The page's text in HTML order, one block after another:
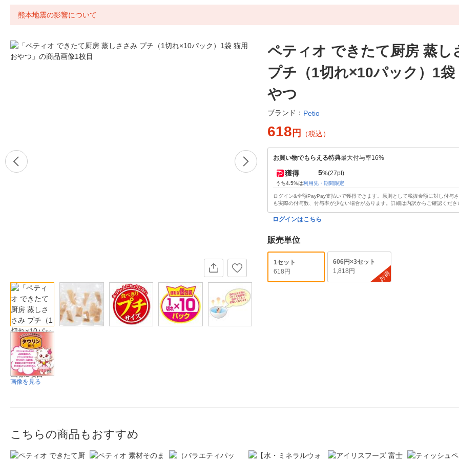
熊本地震の影響について
画像を見る
ペティオ できたて厨房 蒸し
プチ（1切れ×10パック）1袋
やつ
ブランド： Petio
618 円 （税込）
お買い物でもらえる特典最大付与率16%
獲得 5%(27pt)
うち4.5%は利用先・期間限定
ログイン&全額PayPay支払いで獲得できます。原則として税抜金額に対し付与
も実際の付与数、付与率が少ない場合があります。詳細は内訳からご確認くださ
ログインはこちら
販売単位
1セット
618円
606円×3セット
1,818円
お得
こちらの商品もおすすめ